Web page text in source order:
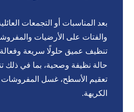
بعد المناسبات أو التجمعات
والفتات على الأرضيات
تنظيف عميق حلولًا سريعة وفعالة
حالة نظيفة وصحية، بما في ذلك
تعقيم الأسطح، غسل المفروشات
الكريهة.